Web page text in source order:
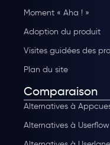
Moment « Aha ! »
Adoption du produit
Visites guidées des
Plan du site
Comparaison
Alternatives à
Alternatives à Userflow